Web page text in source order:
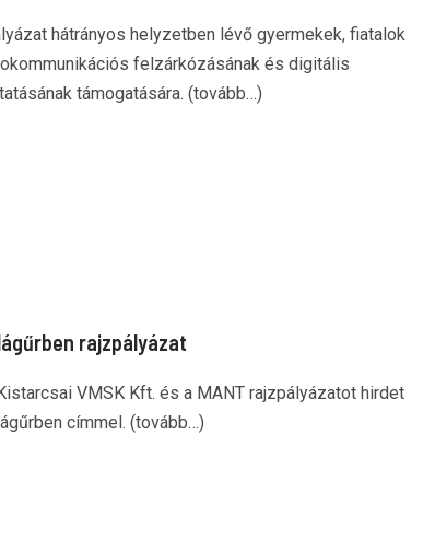
hátrányos helyzetben lévő gyermekek, fiatalok
felzárkózásának és digitális
támogatására. (tovább…)
rajzpályázat
VMSK Kft. és a MANT rajzpályázatot hirdet
címmel. (tovább…)